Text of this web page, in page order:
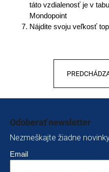
táto vzdialenosť je v
Mondopoint
Nájdite svoju veľkosť
HĽADAŤ
O
d
p
o
r
Odoberať newsletter
Nezmeškajte žiadne
Email